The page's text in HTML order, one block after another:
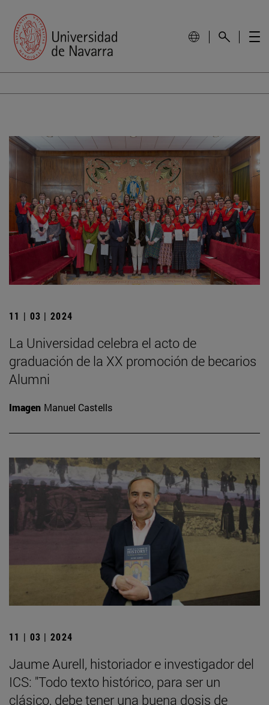
11 | 03 | 2024
La Universidad celebra el acto de
graduación de la XX promoción de becarios
Alumni
Imagen Manuel Castells
11 | 03 | 2024
Jaume Aurell, historiador e investigador del
ICS: "Todo texto histórico, para ser un
clásico, debe tener una buena dosis de